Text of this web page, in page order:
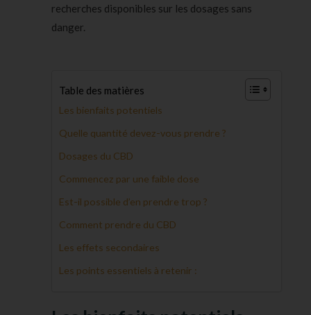
recherches disponibles sur les dosages sans
danger.
Table des matières
Les bienfaits potentiels
Quelle quantité devez-vous prendre ?
Dosages du CBD
Commencez par une faible dose
Est-il possible d’en prendre trop ?
Comment prendre du CBD
Les effets secondaires
Les points essentiels à retenir :